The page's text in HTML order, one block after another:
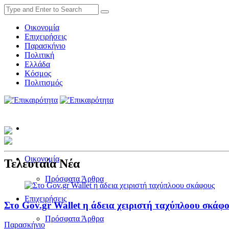
Οικονομία
Επιχειρήσεις
Παρασκήνιο
Πολιτική
Ελλάδα
Κόσμος
Πολιτισμός
Οικονομία
Πρόσφατα Άρθρα
Επιχειρήσεις
Πρόσφατα Άρθρα
Τελευταία Νέα
Στο Gov.gr Wallet η άδεια χειριστή ταχύπλοου
Παρασκήνιο